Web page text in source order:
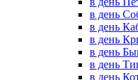
в день
в день
в день
в день
в день
в день